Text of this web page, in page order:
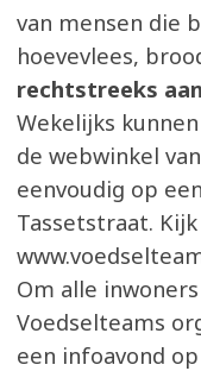
van mensen die
hoevevlees,
rechtstreeks
Wekelijks
de webwinkel
eenvoudig op
Tassetstraat.
Om alle
Voedselteams
een infoavond